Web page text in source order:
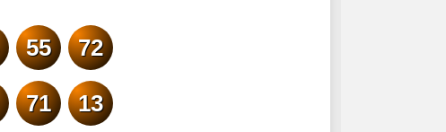
55 72
71 13